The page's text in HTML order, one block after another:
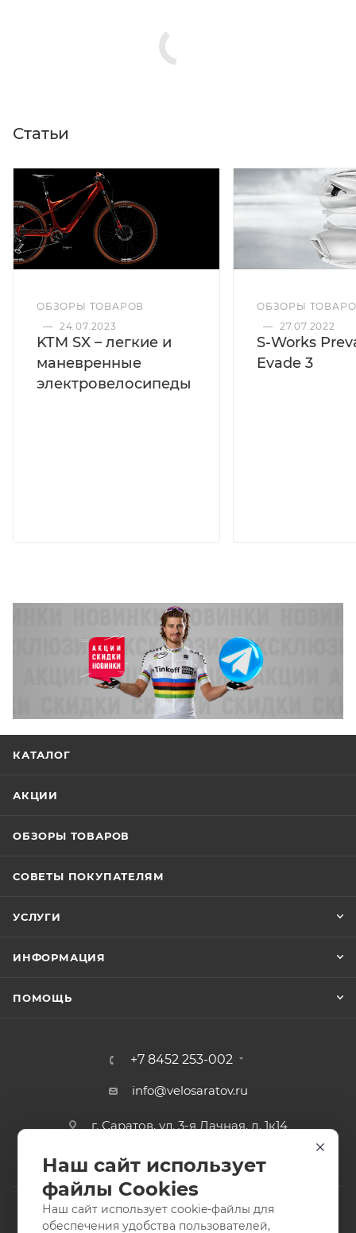
Статьи
ОБЗОРЫ ТОВАРОВ
— 24.07.2023
KTM SX – легкие и
маневренные
электровелосипеды
ОБЗОРЫ
— 27.07.2022
S-Works
Evade 3
КАТАЛОГ
АКЦИИ
ОБЗОРЫ ТОВАРОВ
СОВЕТЫ ПОКУПАТЕЛЯМ
УСЛУГИ
ИНФОРМАЦИЯ
ПОМОЩЬ
+7 8452 253-002
info@velosaratov.ru
г. Саратов, ул. 3-я Дачная, д. 1к14
Наш сайт использует
файлы Cookies
Наш сайт использует cookie-файлы для
обеспечения удобства пользователей,